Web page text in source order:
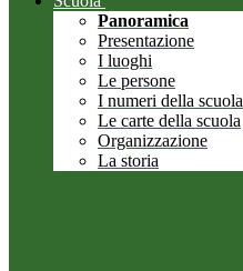
Panoramica
Presentazione
I luoghi
Le persone
I numeri della scuola
Le carte della scuola
Organizzazione
La storia